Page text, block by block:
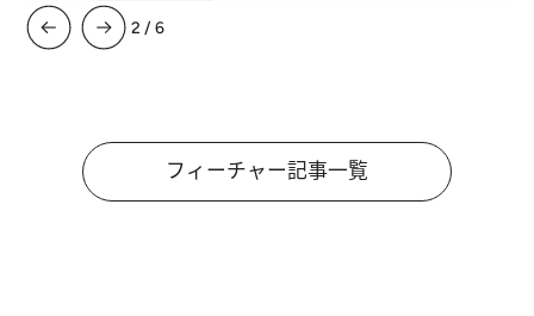
3 /6
フィーチャー記事一覧